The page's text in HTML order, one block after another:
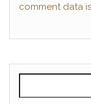
comment data